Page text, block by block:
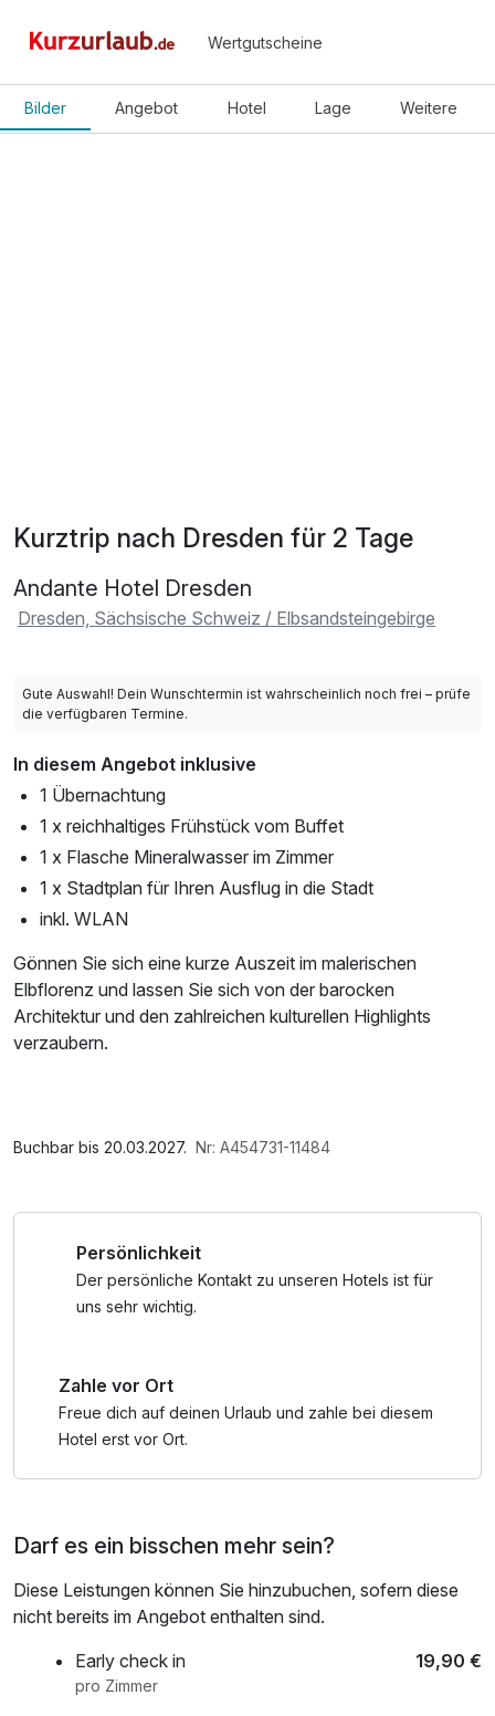
Wertgutscheine
Bilder Angebot Hotel Lage Weitere
Kurztrip nach Dresden für 2 Tage
Andante Hotel Dresden
Dresden, Sächsische Schweiz / Elbsandsteingebirge
Gute Auswahl! Dein Wunschtermin ist wahrscheinlich noch frei – prüfe
die verfügbaren Termine.
In diesem Angebot inklusive
1 Übernachtung
1 x reichhaltiges Frühstück vom Buffet
1 x Flasche Mineralwasser im Zimmer
1 x Stadtplan für Ihren Ausflug in die Stadt
inkl. WLAN
Gönnen Sie sich eine kurze Auszeit im malerischen
Elbflorenz und lassen Sie sich von der barocken
Architektur und den zahlreichen kulturellen Highlights
verzaubern.
LAN Nutzung / Internetnutzung
Buchbar bis 20.03.2027. Nr: A454731-11484
Persönlichkeit
Der persönliche Kontakt zu unseren Hotels ist für
uns sehr wichtig.
Zahle vor Ort
Freue dich auf deinen Urlaub und zahle bei diesem
Hotel erst vor Ort.
Darf es ein bisschen mehr sein?
Diese Leistungen können Sie hinzubuchen, sofern diese
nicht bereits im Angebot enthalten sind.
Early check in
19,90 €
pro Zimmer